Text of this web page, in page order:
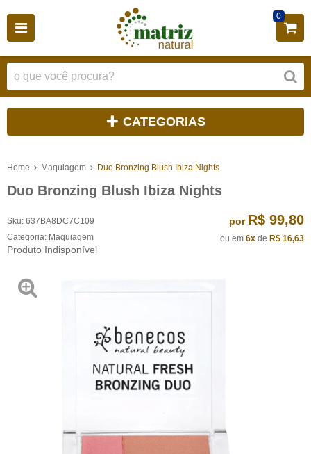
0
CATEGORIAS
Home Maquiagem Duo Bronzing Blush Ibiza Nights
Duo Bronzing Blush Ibiza Nights
Sku: 637BA8DC7C109
Categoria: Maquiagem
Produto Indisponível
por R$ 99,80
ou em 6x de R$ 16,63